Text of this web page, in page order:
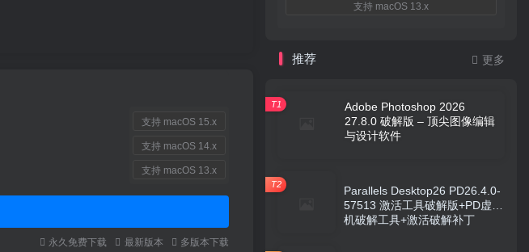
永久免费下载 最新版本 多版本下载
支持 macOS 15.x
支持 macOS 14.x
支持 macOS 13.x
支持 macOS 13.x
推荐 更多
Adobe Photoshop 2026
27.8.0 破解版 – 顶尖图像编辑
与设计软件
T1
Parallels Desktop26 PD26.4.0-
57513 激活工具破解版+PD虚拟
机破解工具+激活破解补丁
T2